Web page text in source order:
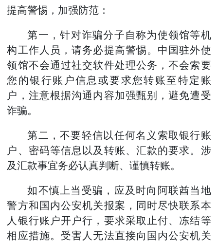
提高警惕，加强防范：
第一，针对诈骗分子自称为使领馆等机
构工作人员，请务必提高警惕。中国驻外使
领馆不会通过社交软件处理公务 ，不会索要
您的银行账户信息或要求您转账至特定 账
户，注意根据沟通 内容加强甄别 ，避免遭受
诈骗。
第二，不要轻信以任何名义索取银行账
户、密码等信息以及转账、汇款的要求。涉
及汇款事宜务必认真判断、谨慎转账。
如不慎上当受骗，应及时向阿联酋当地
警方和国内公安机关报案，同时尽快联系本
人银行账户开户行，要求采取止付、冻结等
相应措施。受害人无法直接向国内公安机关